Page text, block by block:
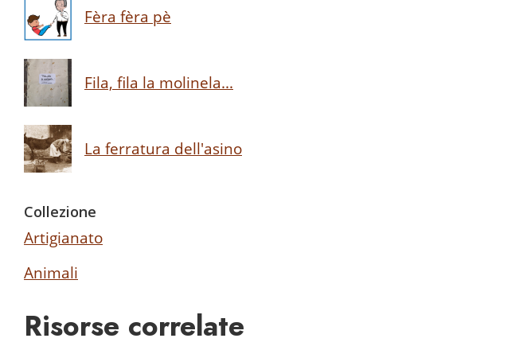
Fèra fèra pè
Fila, fila la molinela...
La ferratura dell'asino
Collezione
Artigianato
Animali
Risorse correlate